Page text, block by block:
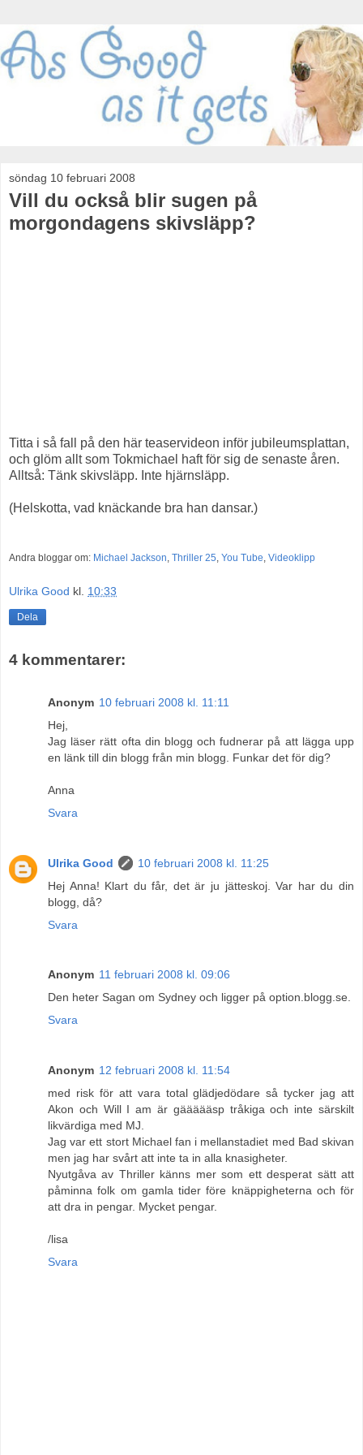
söndag 10 februari 2008
Vill du också blir sugen på
morgondagens skivsläpp?
Titta i så fall på den här teaservideon inför jubileumsplattan,
och glöm allt som Tokmichael haft för sig de senaste åren.
Alltså: Tänk skivsläpp. Inte hjärnsläpp.
(Helskotta, vad knäckande bra han dansar.)
Andra bloggar om: Michael Jackson Thriller 25 You Tube Videoklipp
Ulrika Good kl. 10:33
Dela
4 kommentarer:
Anonym 10 februari 2008 kl. 11:11
Hej,
Jag läser rätt ofta din blogg och fudnerar på att lägga upp
en länk till din blogg från min blogg. Funkar det för dig?
Anna
Svara
Ulrika Good
10 februari 2008 kl. 11:25
Hej Anna! Klart du får, det är ju jätteskoj. Var har du din
blogg, då?
Svara
Anonym 11 februari 2008 kl. 09:06
Den heter Sagan om Sydney och ligger på option.blogg.se.
Svara
Anonym 12 februari 2008 kl. 11:54
med risk för att vara total glädjedödare så tycker jag att
Akon och Will I am är gäääääsp tråkiga och inte särskilt
likvärdiga med MJ.
Jag var ett stort Michael fan i mellanstadiet med Bad skivan
men jag har svårt att inte ta in alla knasigheter.
Nyutgåva av Thriller känns mer som ett desperat sätt att
påminna folk om gamla tider före knäppigheterna och för
att dra in pengar. Mycket pengar.
/lisa
Svara